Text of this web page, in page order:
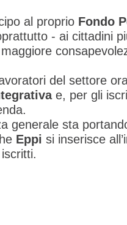
al proprio Fondo
- ai cittadini
del settore
e, per gli
generale sta
Eppi si inserisce